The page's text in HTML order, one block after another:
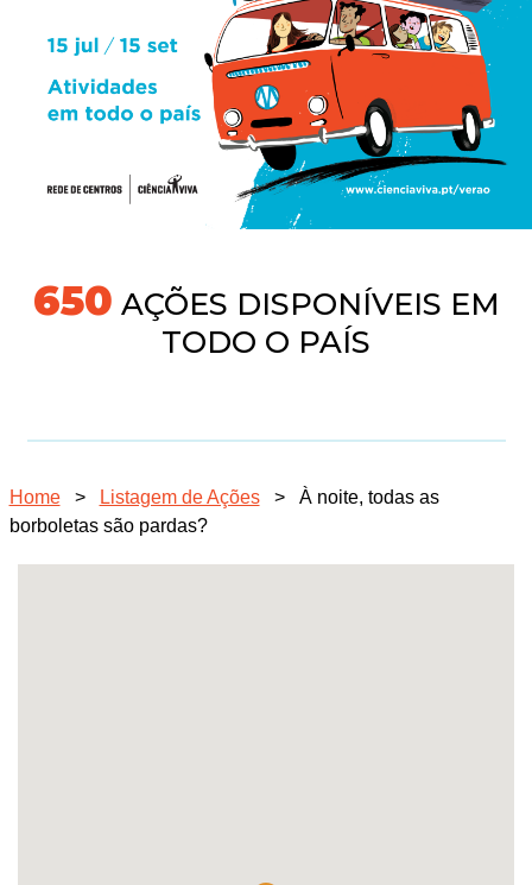
704 AÇÕES DISPONÍVEIS EM
TODO O PAÍS
Home > Listagem de Ações >
À noite, todas as
borboletas são pardas?